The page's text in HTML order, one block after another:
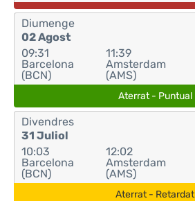
Diumenge
02 Agost
09:31
Barcelona
(BCN)
11:39
Amsterdam
(AMS)
Aterrat - Puntual
Divendres
31 Juliol
10:03
Barcelona
(BCN)
12:02
Amsterdam
(AMS)
Aterrat - Retardat